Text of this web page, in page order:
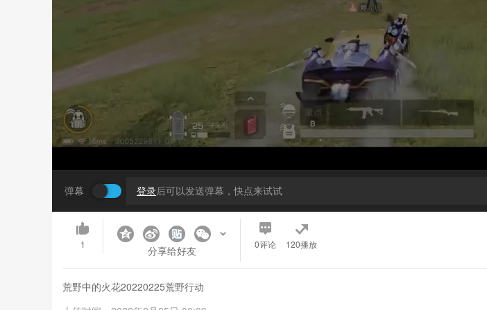
弹幕 登录后可以发送弹幕，快点来试试
1 分享给好友 0评论 120播放
荒野中的火花20220225荒野行动